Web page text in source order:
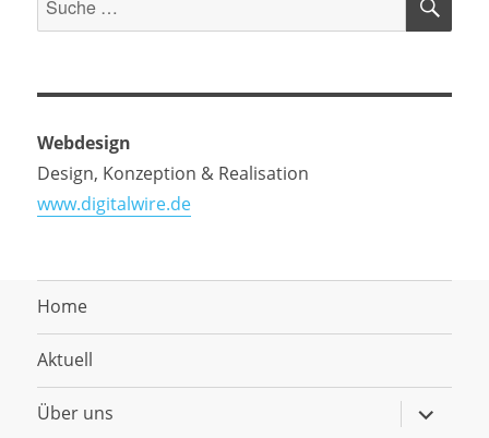
nach:
Webdesign
Design, Konzeption & Realisation
www.digitalwire.de
Home
Aktuell
Über uns anzeigen